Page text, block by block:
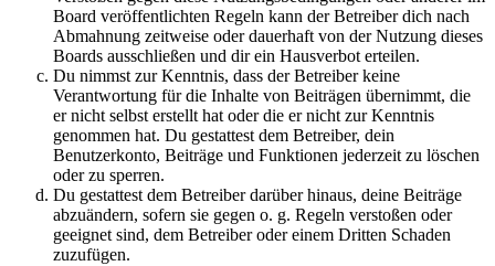
Board veröffentlichten Regeln kann der Betreiber dich nach
Abmahnung zeitweise oder dauerhaft von der Nutzung dieses
Boards ausschließen und dir ein Hausverbot erteilen.
Du nimmst zur Kenntnis, dass der Betreiber keine
Verantwortung für die Inhalte von Beiträgen übernimmt, die
er nicht selbst erstellt hat oder die er nicht zur Kenntnis
genommen hat. Du gestattest dem Betreiber, dein
Benutzerkonto, Beiträge und Funktionen jederzeit zu löschen
oder zu sperren.
Du gestattest dem Betreiber darüber hinaus, deine Beiträge
abzuändern, sofern sie gegen o. g. Regeln verstoßen oder
geeignet sind, dem Betreiber oder einem Dritten Schaden
zuzufügen.